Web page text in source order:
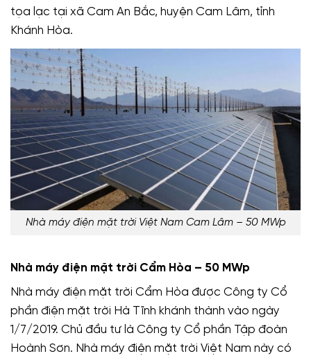
tọa lạc tại xã Cam An Bắc, huyện Cam Lâm, tỉnh
Khánh Hòa.
Nhà máy điện mặt trời Việt Nam Cam Lâm – 50 MWp
Nhà máy điện mặt trời Cẩm Hòa – 50 MWp
Nhà máy điện mặt trời Cẩm Hòa được Công ty Cổ
phần điện mặt trời Hà Tĩnh khánh thành vào ngày
1/7/2019. Chủ đầu tư là Công ty Cổ phần Tập đoàn
Hoành Sơn. Nhà máy điện mặt trời Việt Nam này có